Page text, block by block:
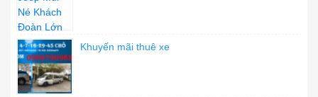
Khuyến mãi thuê xe